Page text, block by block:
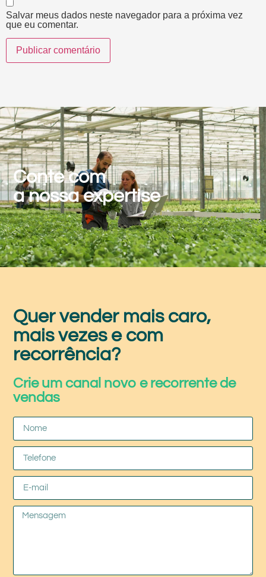
Salvar meus dados neste navegador para a próxima vez
que eu comentar.
Conte com
a nossa expertise
Quer vender mais caro,
mais vezes e com
recorrência?
Crie um canal novo e recorrente de
vendas